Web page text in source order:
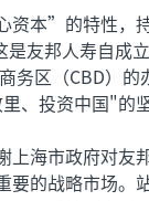
本”的特性，
邦人寿自成立
区（CBD）的
、投资中国"的坚
海市政府对友
的战略市场。